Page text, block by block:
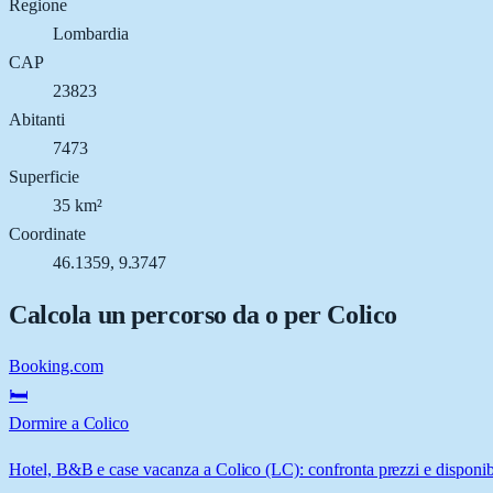
Regione
Lombardia
CAP
23823
Abitanti
7473
Superficie
35 km²
Coordinate
46.1359, 9.3747
Calcola un percorso da o per Colico
Booking.com
🛏️
Dormire a Colico
Hotel, B&B e case vacanza a Colico (LC): confronta prezzi e